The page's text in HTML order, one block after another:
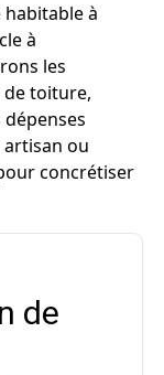
à
à
les
de toiture,
ou
concrétiser
de